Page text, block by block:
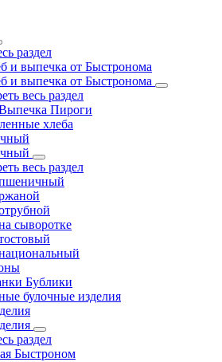
раздел
и выпечка от Быстронома
и выпечка от Быстронома
весь раздел
Пироги
хлеба
весь раздел
сыворотке
Бублики
булочные изделия
раздел
Быстроном